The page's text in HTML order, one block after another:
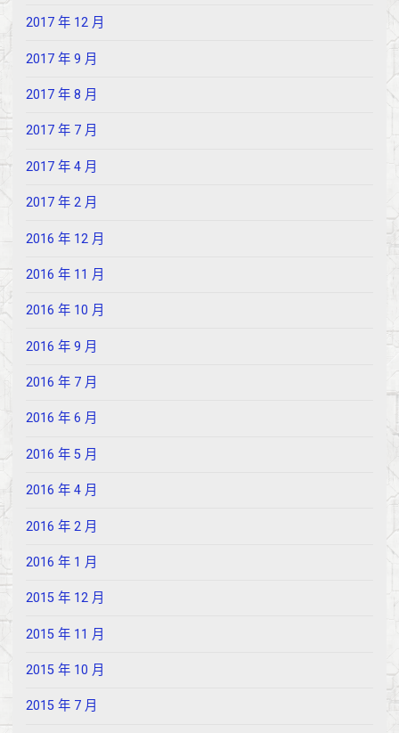
2017 年 12 月
2017 年 9 月
2017 年 8 月
2017 年 7 月
2017 年 4 月
2017 年 2 月
2016 年 12 月
2016 年 11 月
2016 年 10 月
2016 年 9 月
2016 年 7 月
2016 年 6 月
2016 年 5 月
2016 年 4 月
2016 年 2 月
2016 年 1 月
2015 年 12 月
2015 年 11 月
2015 年 10 月
2015 年 7 月